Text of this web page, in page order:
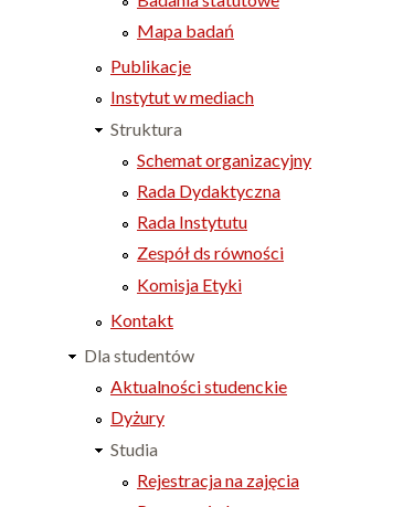
Mapa badań
Publikacje
Instytut w mediach
Struktura
Schemat organizacyjny
Rada Dydaktyczna
Rada Instytutu
Zespół ds równości
Komisja Etyki
Kontakt
Dla studentów
Aktualności studenckie
Dyżury
Studia
Rejestracja na zajęcia